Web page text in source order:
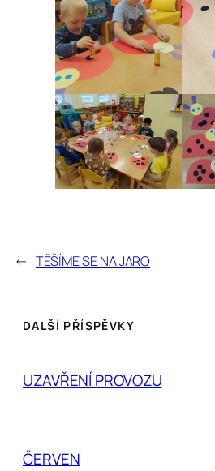
← TĚŠÍME SE NA JARO
DALŠÍ PŘÍSPĚVKY
UZAVŘENÍ PROVOZU
ČERVEN